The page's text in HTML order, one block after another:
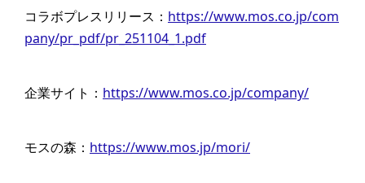
コラボプレスリリース： https://www.mos.co.jp/com
pany/pr_pdf/pr_251104_1.pdf
企業サイト： https://www.mos.co.jp/company/
モスの森： https://www.mos.jp/mori/